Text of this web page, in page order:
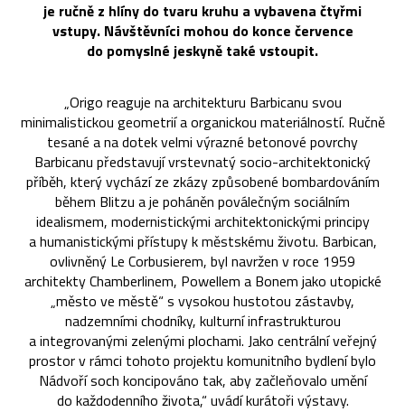
je ručně z hlíny do tvaru kruhu a vybavena čtyřmi
vstupy. Návštěvníci mohou do konce července
do pomyslné jeskyně také vstoupit.
„Origo reaguje na architekturu Barbicanu svou
minimalistickou geometrií a organickou materiálností. Ručně
tesané a na dotek velmi výrazné betonové povrchy
Barbicanu představují vrstevnatý socio-architektonický
příběh, který vychází ze zkázy způsobené bombardováním
během Blitzu a je poháněn poválečným sociálním
idealismem, modernistickými architektonickými principy
a humanistickými přístupy k městskému životu. Barbican,
ovlivněný Le Corbusierem, byl navržen v roce 1959
architekty Chamberlinem, Powellem a Bonem jako utopické
„město ve městě“ s vysokou hustotou zástavby,
nadzemními chodníky, kulturní infrastrukturou
a integrovanými zelenými plochami. Jako centrální veřejný
prostor v rámci tohoto projektu komunitního bydlení bylo
Nádvoří soch koncipováno tak, aby začleňovalo umění
do každodenního života,“ uvádí kurátoři výstavy.